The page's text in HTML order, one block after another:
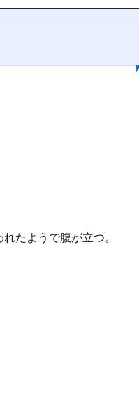
たようで腹が立つ。